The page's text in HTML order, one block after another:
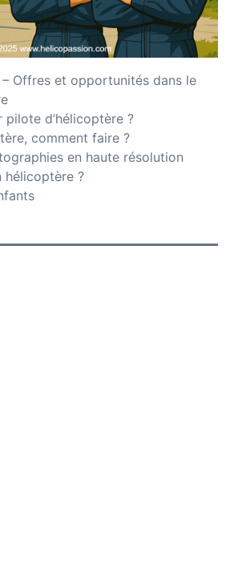
Offres et opportunités dans le
pilote d’hélicoptère ?
comment faire ?
en haute résolution
hélicoptère ?